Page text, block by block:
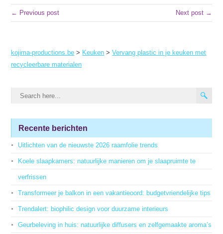
← Previous post Next post →
kojima-productions.be > Keuken >Vervang plastic in je keuken met
recycleerbare materialen
Recente berichten
Uitlichten van de nieuwste 2026 raamfolie trends
Koele slaapkamers: natuurlijke manieren om je slaapruimte te
verfrissen
Transformeer je balkon in een vakantieoord: budgetvriendelijke tips
Trendalert: biophilic design voor duurzame interieurs
Geurbeleving in huis: natuurlijke diffusers en zelfgemaakte aroma’s